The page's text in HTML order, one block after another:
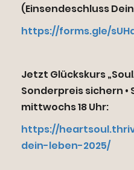
(Einsendeschluss
https://forms.gle/
Jetzt Glückskurs
Sonderpreis sichern •
mittwochs 18 Uhr:
https://
dein-leben-2025/